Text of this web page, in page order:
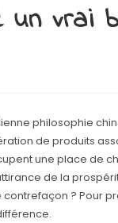
un vrai
philosophie
de produits
une place de
de la
? Pour